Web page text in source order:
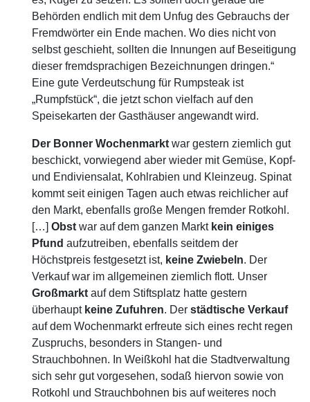
Behörden endlich mit dem Unfug des Gebrauchs der
Fremdwörter ein Ende machen. Wo dies nicht von
selbst geschieht, sollten die Innungen auf Beseitigung
dieser fremdsprachigen Bezeichnungen dringen.“
Eine gute Verdeutschung für Rumpsteak ist
„Rumpfstück“, die jetzt schon vielfach auf den
Speisekarten der Gasthäuser angewandt wird.
Der Bonner Wochenmarkt war gestern ziemlich gut
beschickt, vorwiegend aber wieder mit Gemüse, Kopf-
und Endiviensalat, Kohlrabien und Kleinzeug. Spinat
kommt seit einigen Tagen auch etwas reichlicher auf
den Markt, ebenfalls große Mengen fremder Rotkohl.
[…] Obst war auf dem ganzen Markt kein einiges
Pfund aufzutreiben, ebenfalls seitdem der
Höchstpreis festgesetzt ist, keine Zwiebeln. Der
Verkauf war im allgemeinen ziemlich flott. Unser
Großmarkt auf dem Stiftsplatz hatte gestern
überhaupt keine Zufuhren. Der städtische Verkauf
auf dem Wochenmarkt erfreute sich eines recht regen
Zuspruchs, besonders in Stangen- und
Strauchbohnen. In Weißkohl hat die Stadtverwaltung
sich sehr gut vorgesehen, sodaß hiervon sowie von
Rotkohl und Strauchbohnen bis auf weiteres noch